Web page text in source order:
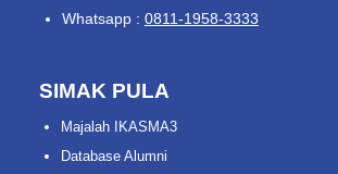
Whatsapp : 0811-1958-3333
SIMAK PULA
Majalah IKASMA3
Database Alumni